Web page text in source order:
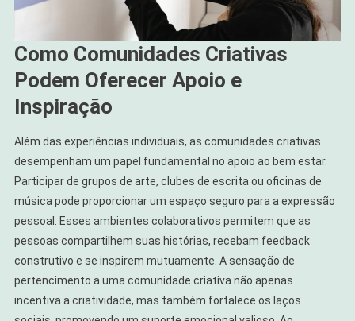
Como Comunidades Criativas
Podem Oferecer Apoio e
Inspiração
Além das experiências individuais, as comunidades criativas
desempenham um papel fundamental no apoio ao bem estar.
Participar de grupos de arte, clubes de escrita ou oficinas de
música pode proporcionar um espaço seguro para a expressão
pessoal. Esses ambientes colaborativos permitem que as
pessoas compartilhem suas histórias, recebam feedback
construtivo e se inspirem mutuamente. A sensação de
pertencimento a uma comunidade criativa não apenas
incentiva a criatividade, mas também fortalece os laços